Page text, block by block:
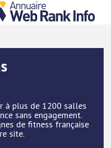
à plus de 1200 salles
sans engagement.
de fitness française
site.